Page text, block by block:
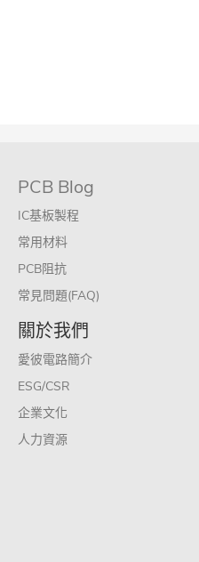
PCB Blog
IC基板製程
常用材料
PCB阻抗
常見問題(FAQ)
關於我們
愛彼電路簡介
ESG/CSR
企業文化
人力資源